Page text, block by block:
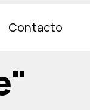
Contacto